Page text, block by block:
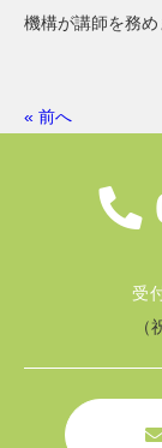
機構が講師を務め
« 前へ
受